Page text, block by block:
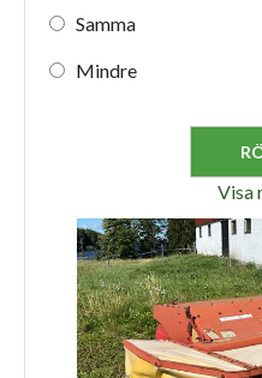
Samma
Mindre
Visa